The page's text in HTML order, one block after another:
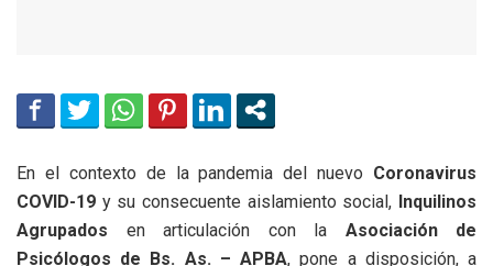
En el contexto de la pandemia del nuevo Coronavirus
COVID-19 y su consecuente aislamiento social, Inquilinos
Agrupados en articulación con la Asociación de
Psicólogos de Bs. As. – APBA, pone a disposición, a